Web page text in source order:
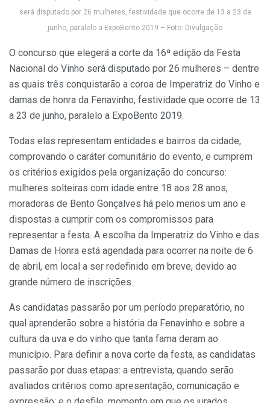
será disputado por 26 mulheres, festividade que ocorre de 13 a 23 de
junho, paralelo a ExpoBento 2019 – Foto: Divulgação
O concurso que elegerá a corte da 16ª edição da Festa
Nacional do Vinho será disputado por 26 mulheres – dentre
as quais três conquistarão a coroa de Imperatriz do Vinho e
damas de honra da Fenavinho, festividade que ocorre de 13
a 23 de junho, paralelo a ExpoBento 2019.
Todas elas representam entidades e bairros da cidade,
comprovando o caráter comunitário do evento, e cumprem
os critérios exigidos pela organização do concurso:
mulheres solteiras com idade entre 18 aos 28 anos,
moradoras de Bento Gonçalves há pelo menos um ano e
dispostas a cumprir com os compromissos para
representar a festa. A escolha da Imperatriz do Vinho e das
Damas de Honra está agendada para ocorrer na noite de 6
de abril, em local a ser redefinido em breve, devido ao
grande número de inscrições.
As candidatas passarão por um período preparatório, no
qual aprenderão sobre a história da Fenavinho e sobre a
cultura da uva e do vinho que tanta fama deram ao
município. Para definir a nova corte da festa, as candidatas
passarão por duas etapas: a entrevista, quando serão
avaliados critérios como apresentação, comunicação e